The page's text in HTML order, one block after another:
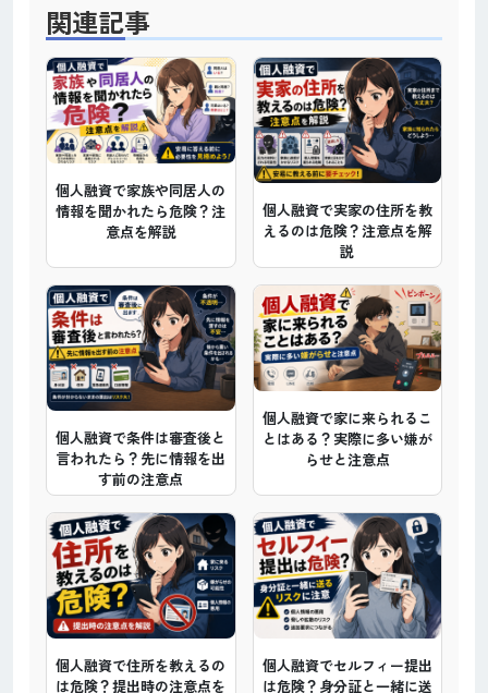
関連記事
個人融資で家族や同居人の
情報を聞かれたら危険？注
意点を解説
個人融資で実家の住所を教
えるのは危険？注意点を解
説
個人融資で条件は審査後と
言われたら？先に情報を出
す前の注意点
個人融資で家に来られるこ
とはある？実際に多い嫌が
らせと注意点
個人融資で住所を教えるの
は危険？提出時の注意点を
個人融資でセルフィー提出
は危険？身分証と一緒に送